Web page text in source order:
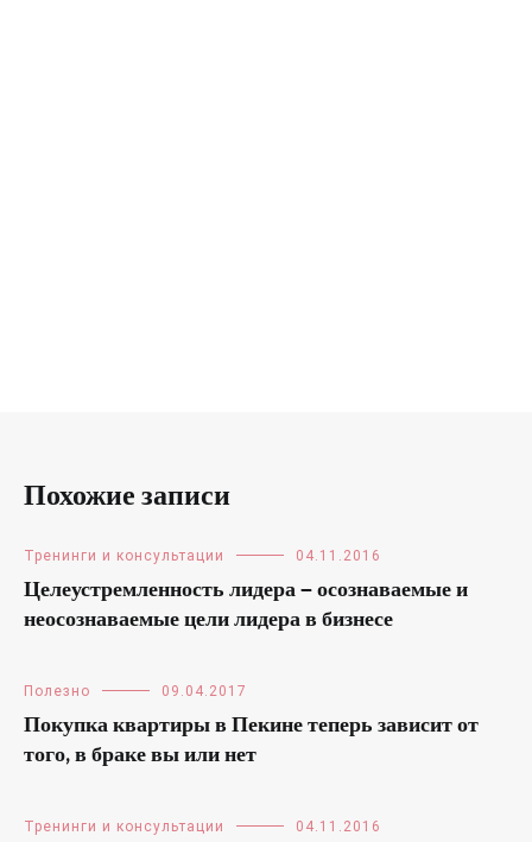
Похожие записи
Тренинги и консультации 04.11.2016
Целеустремленность лидера — осознаваемые и
неосознаваемые цели лидера в бизнесе
Полезно 09.04.2017
Покупка квартиры в Пекине теперь зависит от
того, в браке вы или нет
Тренинги и консультации 04.11.2016